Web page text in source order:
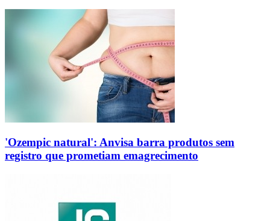
'Ozempic natural': Anvisa barra produtos sem
registro que prometiam emagrecimento